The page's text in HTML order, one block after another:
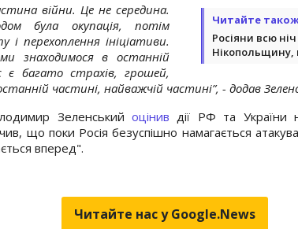
Читайте
Росіяни всю
Нікопольщину,
війни. Це не середина.
була окупація, потім
і перехоплення ініціативи.
знаходимося в останній
є багато страхів, грошей,
частині, найважчій частині”, - додав
Зеленськийоцінив дії РФ та України
що поки Росія безуспішно намагається
вперед".
Читайте нас у Google.News